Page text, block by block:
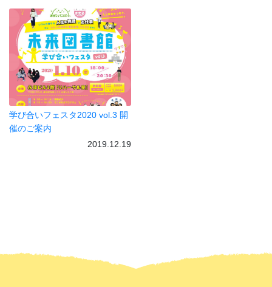
学び合いフェスタ2020 vol.3 開
催のご案内
2019.12.19